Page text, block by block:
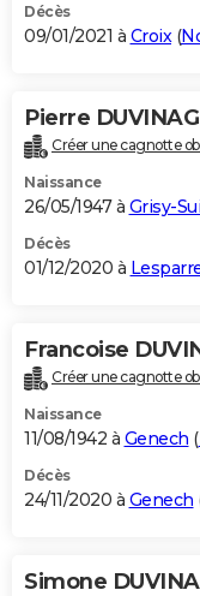
Décès
09/01/2021 à Croix(
Pierre
Créer une cagnotte
Naissance
26/05/1947 à Grisy-
Décès
01/12/2020 à
Francoise
Créer une cagnotte
Naissance
11/08/1942 à Genech (
Décès
24/11/2020 à Genech
Simone